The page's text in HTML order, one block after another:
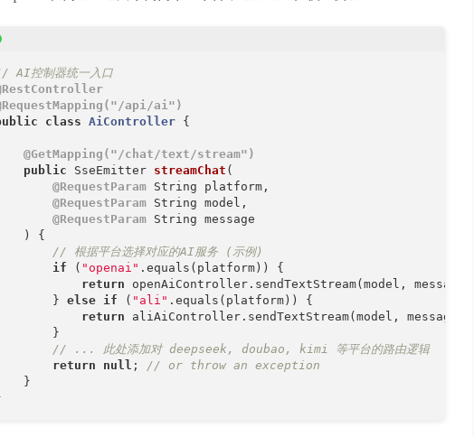
AI控制器统一入口
api/ai")
class AiController {
@GetMapping("/chat/text/stream")
public SseEmitter streamChat (
@RequestParam String platform,
@RequestParam String model,
@RequestParam String message
)
{
// 根据平台选择对应的AI服务 (示例)
if ( "openai" .equals(platform)) {
return openAiController.sendTextStream(model, message);
}
else if ( "ali" .equals(platform)) {
return aliAiController.sendTextStream(model, message);
}
// ... 此处添加对 deepseek, doubao, kimi 等平台的路由逻辑
return
null ;
// or throw an exception
}